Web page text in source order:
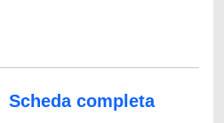
Scheda completa